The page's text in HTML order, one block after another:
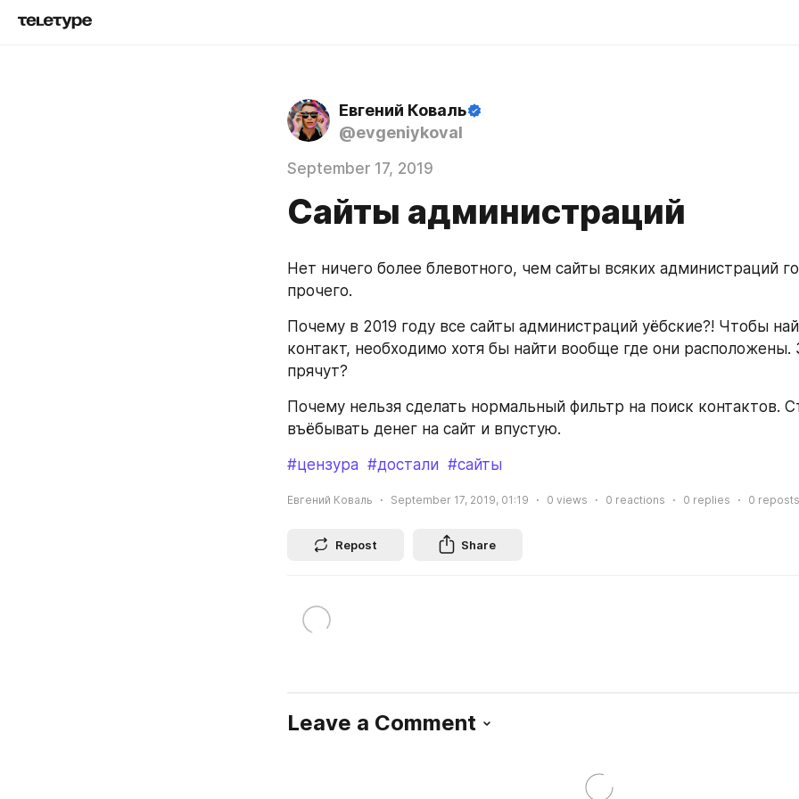
Евгений Коваль
@evgeniykoval
September 17, 2019
Сайты администраций
Нет ничего более блевотного, чем сайты всяких администраций
прочего.
Почему в 2019 году все сайты администраций уёбские?! Чтобы
контакт, необходимо хотя бы найти вообще где они расположены.
прячут?
Почему нельзя сделать нормальный фильтр на поиск контактов.
въёбывать денег на сайт и впустую.
#цензура #достали #сайты
Евгений Коваль September 17, 2019, 01:19 0 views 0 reactions 0 replies 0 reposts
Repost Share
Leave a Comment